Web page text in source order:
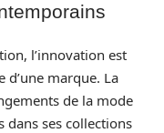
l’innovation est
marque. La
de la mode
dans ses collections